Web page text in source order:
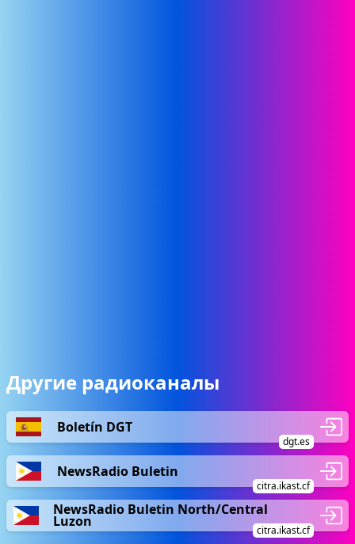
Другие радиоканалы
Boletín DGT
dgt.es
NewsRadio Buletin
citra.ikast.cf
NewsRadio Buletin North/Central
Luzon
citra.ikast.cf